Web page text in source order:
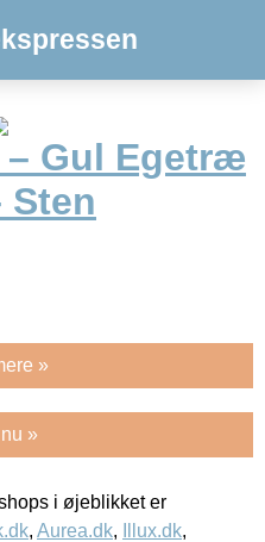
Gul Egetræ
Sten
»
»
i øjeblikket er
, Aurea.dk, Illux.dk,